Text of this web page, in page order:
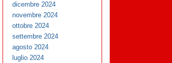
dicembre 2024
novembre 2024
ottobre 2024
settembre 2024
agosto 2024
luglio 2024